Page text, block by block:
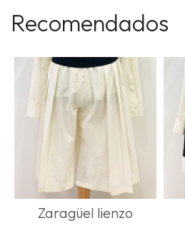
Recomendados
Zaragüel lienzo